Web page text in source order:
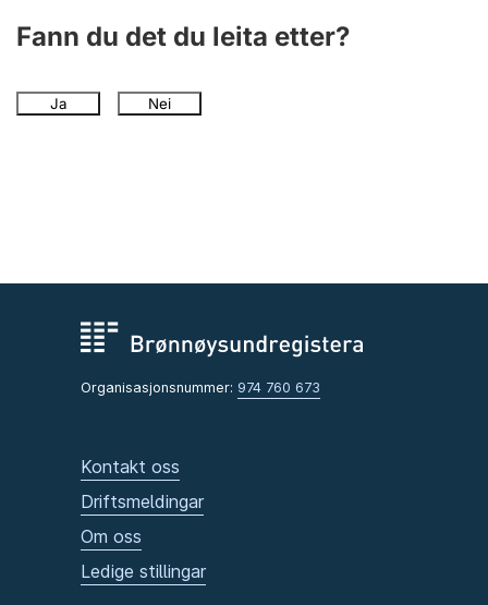
Fann du det du leita etter?
Ja Nei
Organisasjonsnummer: 974 760 673
Kontakt oss
Driftsmeldingar
Om oss
Ledige stillingar